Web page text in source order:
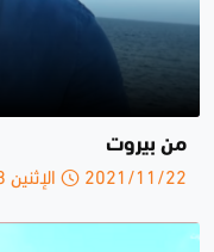
من بيروت
2021/11/22 الإثنين 10:28 ص